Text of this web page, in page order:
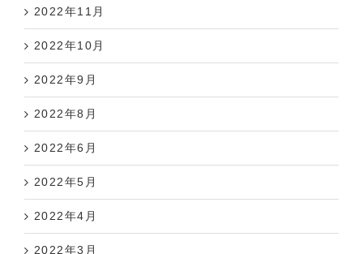
2022年11月
2022年10月
2022年9月
2022年8月
2022年6月
2022年5月
2022年4月
2022年3月